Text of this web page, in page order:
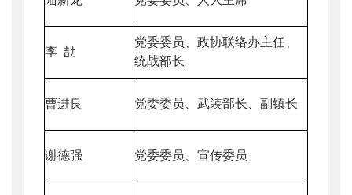
李 劼
党委委员、政协联络办主任、
统战部长
曹进良 党委委员、武装部长、副镇长
谢德强 党委委员、宣传委员